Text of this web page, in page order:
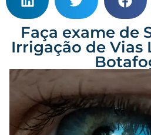
Faça exame de
Irrigação de Vias